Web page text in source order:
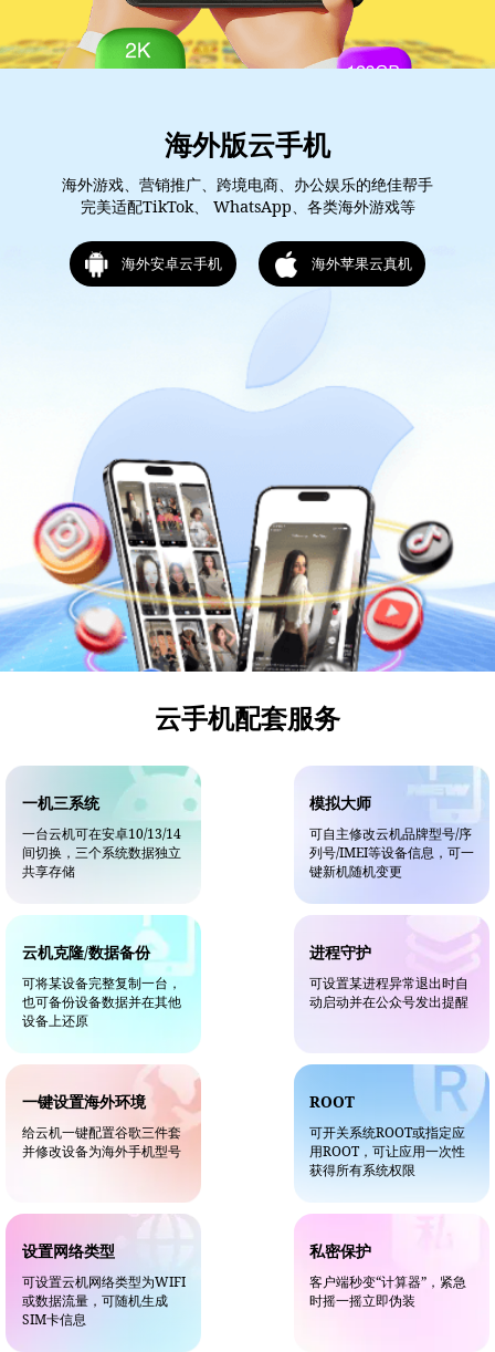
海外版云手机
海外游戏、营销推广、跨境电商、办公娱乐的绝佳帮手
完美适配TikTok、 WhatsApp、各类海外游戏等
海外安卓云手机 海外苹果云真机
云手机配套服务
一机三系统
一台云机可在安卓10/13/14
间切换，三个系统数据独立
共享存储
模拟大师
可自主修改云机品牌型号/序
列号/IMEI等设备信息，可一
键新机随机变更
云机克隆/数据备份
可将某设备完整复制一台，
也可备份设备数据并在其他
设备上还原
进程守护
可设置某进程异常退出时自
动启动并在公众号发出提醒
一键设置海外环境
给云机一键配置谷歌三件套
并修改设备为海外手机型号
ROOT
可开关系统ROOT或指定应
用ROOT，可让应用一次性
获得所有系统权限
设置网络类型
可设置云机网络类型为WIFI
或数据流量，可随机生成
SIM卡信息
私密保护
客户端秒变“计算器”，紧急
时摇一摇立即伪装